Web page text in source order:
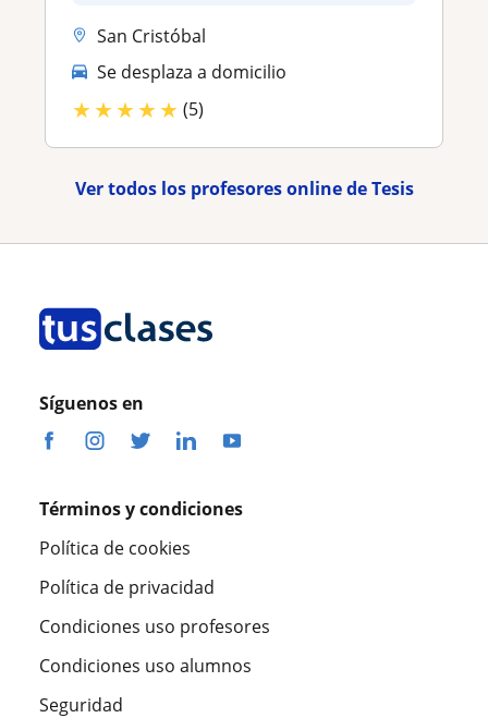
San Cristóbal
Se desplaza a domicilio
★★★★★ (5)
Ver todos los profesores online de Tesis
Síguenos en
Términos y condiciones
Política de cookies
Política de privacidad
Condiciones uso profesores
Condiciones uso alumnos
Seguridad